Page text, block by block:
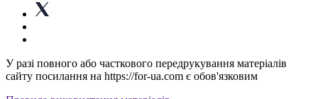
У разі повного або часткового передрукування матеріалів
сайту посилання на https://for-ua.com є обов'язковим